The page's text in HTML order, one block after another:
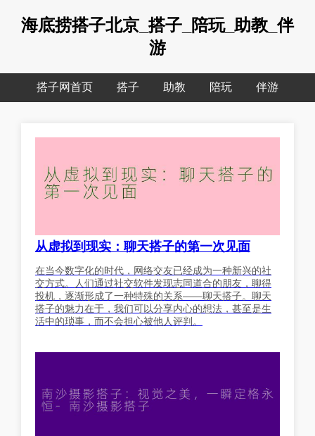
海底捞搭子北京_搭子_陪玩_助教_伴
游
搭子网首页 搭子 助教 陪玩 伴游
从虚拟到现实：聊天搭子的第一次见面
在当今数字化的时代，网络交友已经成为一种新兴的社
交方式。人们通过社交软件发现志同道合的朋友，聊得
投机，逐渐形成了一种特殊的关系——聊天搭子。聊天
搭子的魅力在于，我们可以分享内心的想法，甚至是生
活中的琐事，而不会担心被他人评判。